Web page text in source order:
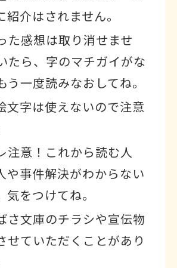
紹介はされません。
た感想は取り消せませ
たら、字のマチガイがな
う一度読みなおしてね。
文字は使えないので注意
注意！これから読む人
や事件解決がわからない
気をつけてね。
さ文庫のチラシや宣伝物
せていただくことがあり